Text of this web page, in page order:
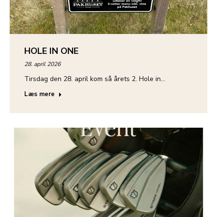
HOLE IN ONE
28. april 2026
Tirsdag den 28. april kom så årets 2. Hole in…
Læs mere